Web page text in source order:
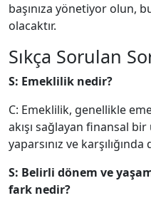
başınıza yönetiyor olun,
olacaktır.
Sıkça Sorulan
S: Emeklilik nedir?
C: Emeklilik, genellikle
akışı sağlayan finansal
yaparsınız ve
S: Belirli dönem ve
fark nedir?